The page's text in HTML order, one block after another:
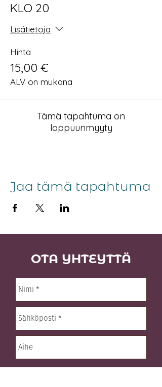
KLO 20
Lisätietoja
Hinta
15,00 €
ALV on mukana
Tämä tapahtuma on
loppuunmyyty
Jaa tämä tapahtuma
OTA YHTEYTTÄ